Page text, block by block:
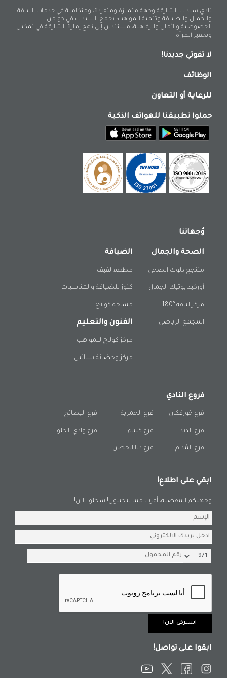
نادي سيدات الشارقة وجهة متميزة ومتفردة، ومتكاملة في خدمات اللياقة
والجمال والضيافة وتنمية المواهب؛ يجمع السيدات في جو من
الخصوصية والأمان والرفاهية، مستندين إلى نهج إمارة الشارقة في تمكين
وتحفيز المرأة.
لا تفوتي جديدنا!
الوظائف
للرعاية أو التعاون
حملوا تطبيقنا للهواتف الذكية
وُجهاتنا
الصحة والجمال
منتجع دلوك الصحي
أوركيد بوتيك الجمال
مركز لياقة °180
المجمع الرياضي
الضيافة
مطعم لفيف
كنوز للضيافة والمناسبات
مساحة كولاج
الفنون والتعليم
مركز كولاج للمواهب
مركز وحضانة بساتين
فروع النادي
فرع خورفكان
فرع الذيد
فرع المُدام
فرع الحمرية
فرع كلباء
فرع دبا الحصن
فرع البطائح
فرع وادي الحلو
ابقي على اطلاع!
وجهتكم المفضلة، أقرب مما تتخيلون! سجلوا الآن!
ابقوا على تواصل!